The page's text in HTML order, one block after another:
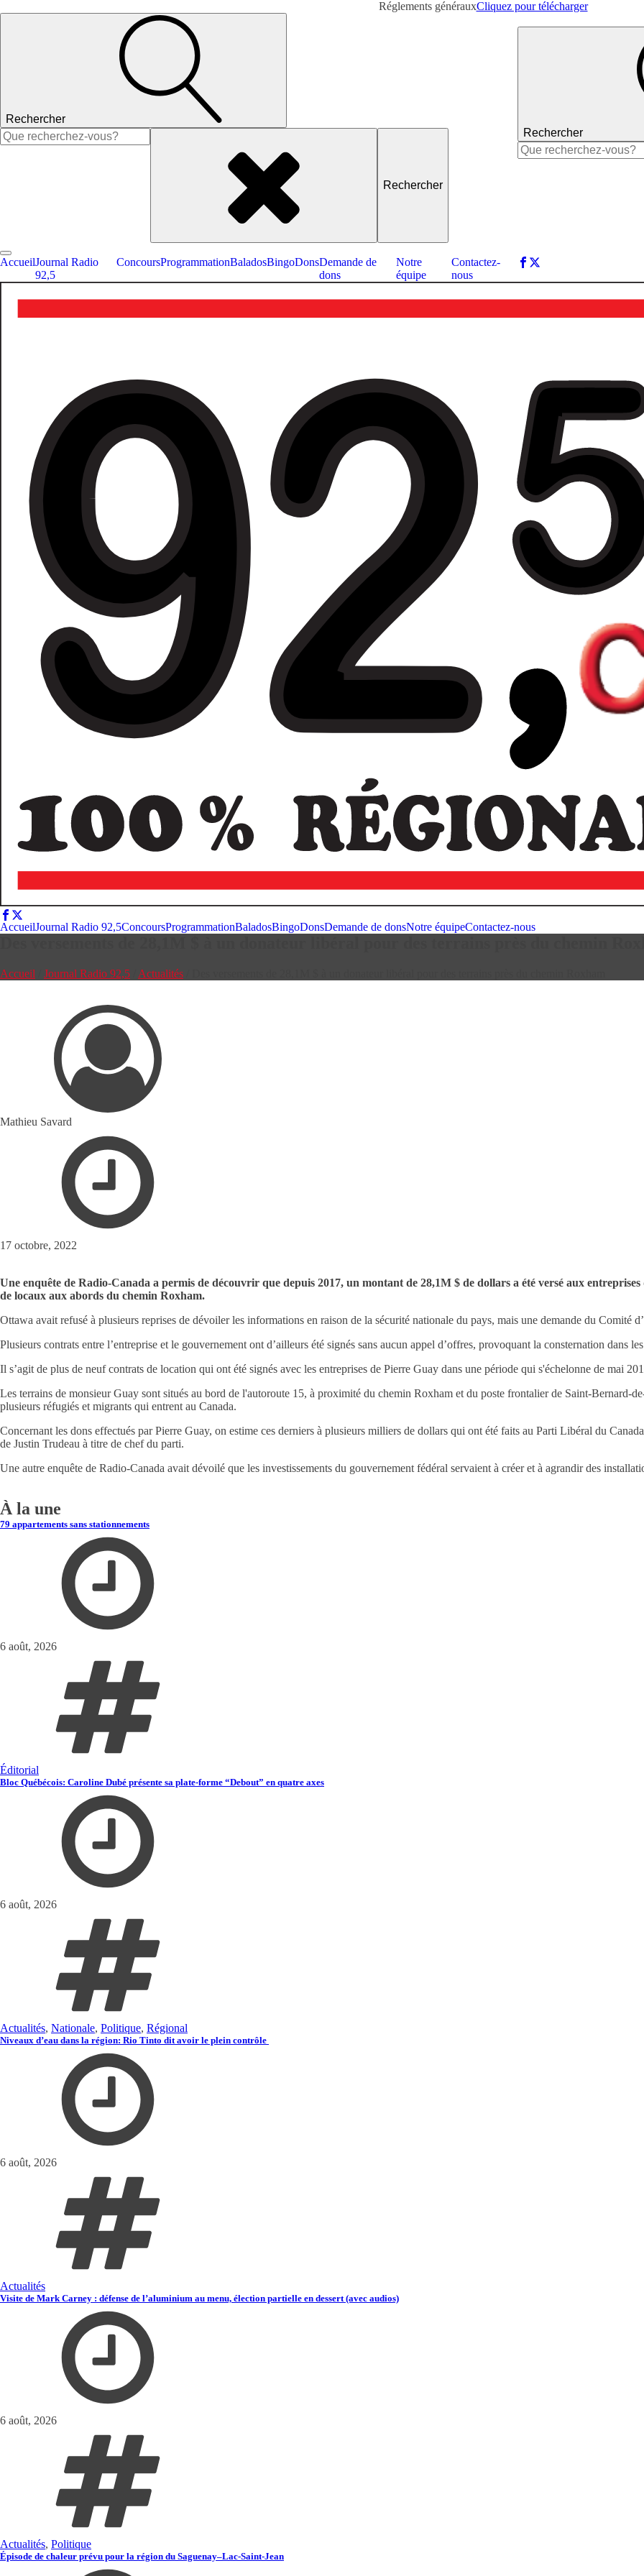
Réglements générauxCliquez pour télécharger
Rechercher
Rechercher :
AccueilJournal Radio
92,5
ConcoursProgrammationBaladosBingoDonsDemande de
dons
Notre
équipe
Contactez-
nous
Rechercher
Rechercher :
AccueilJournal Radio 92,5ConcoursProgrammationBaladosBingoDonsDemande de donsNotre équipeContactez-nous
Accueil Journal Radio 92,5 Actualités
Mathieu Savard
17 octobre, 2022
Une enquête de Radio-Canada a permis de découvrir que depuis 2017, un montant de 28,1M $ de dollars a été versé aux
de locaux aux abords du chemin Roxham.
Ottawa avait refusé à plusieurs reprises de dévoiler les informations en raison de la sécurité nationale du pays, mais une demande du Comité
Plusieurs contrats entre l’entreprise et le gouvernement ont d’ailleurs été signés sans aucun appel d’offres, provoquant la consternation dans
Il s’agit de plus de neuf contrats de location qui ont été signés avec les entreprises de Pierre Guay dans une période qui s'échelonne de mai
Les terrains de monsieur Guay sont situés au bord de l'autoroute 15, à proximité du chemin Roxham et du poste frontalier de Saint-Bernard-
plusieurs réfugiés et migrants qui entrent au Canada.
Concernant les dons effectués par Pierre Guay, on estime ces derniers à plusieurs milliers de dollars qui ont été faits au Parti Libéral du
de Justin Trudeau à titre de chef du parti.
Une autre enquête de Radio-Canada avait dévoilé que les investissements du gouvernement fédéral servaient à créer et à agrandir des
À la une
79 appartements sans stationnements
6 août, 2026
Éditorial
Bloc Québécois: Caroline Dubé présente sa plate-forme “Debout” en quatre axes
6 août, 2026
Actualités, Nationale, Politique, Régional
Niveaux d’eau dans la région: Rio Tinto dit avoir le plein contrôle
6 août, 2026
Actualités
Visite de Mark Carney : défense de l’aluminium au menu, élection partielle en dessert (avec audios)
6 août, 2026
Actualités, Politique
Épisode de chaleur prévu pour la région du Saguenay–Lac-Saint-Jean